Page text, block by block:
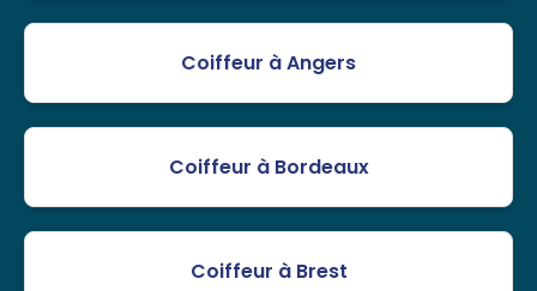
Coiffeur à Angers
Coiffeur à Bordeaux
Coiffeur à Brest